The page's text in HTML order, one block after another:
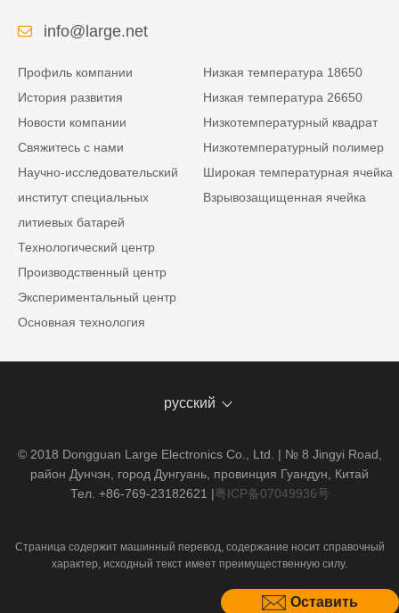
Оставить
info@large.net
Профиль компании
История развития
Новости компании
Свяжитесь с нами
Научно-исследовательский
институт специальных
литиевых батарей
Технологический центр
Производственный центр
Экспериментальный центр
Основная технология
Низкая температура 18650
Низкая температура 26650
Низкотемпературный квадрат
Низкотемпературный полимер
Широкая температурная ячейка
Взрывозащищенная ячейка
русский
© 2018 Dongguan Large Electronics Co., Ltd. | № 8 Jingyi Road,
район Дунчэн, город Дунгуань, провинция Гуандун, Китай
Тел. +86-769-23182621 |粤ICP备07049936号
Страница содержит машинный перевод, содержание носит справочный
характер, исходный текст имеет преимущественную силу.